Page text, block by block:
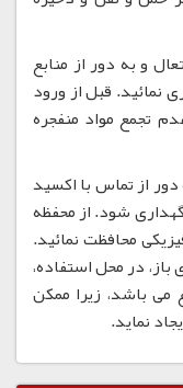
و به دور از منابع
نمائید. قبل از ورود
تجمع مواد منفجره
از تماس با اکسید
شود. از محفظه
محافظت نمائید.
در محل استفاده،
می باشد، زیرا ممکن
نماید.